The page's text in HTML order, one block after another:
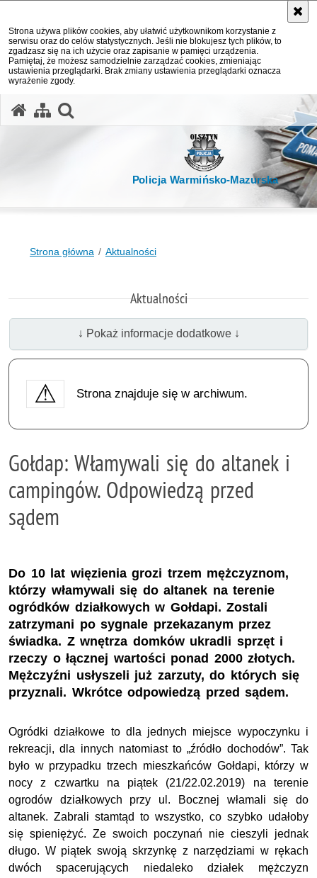
Strona używa plików cookies, aby ułatwić użytkownikom korzystanie z
serwisu oraz do celów statystycznych. Jeśli nie blokujesz tych plików, to
zgadzasz się na ich użycie oraz zapisanie w pamięci urządzenia.
Pamiętaj, że możesz samodzielnie zarządzać cookies, zmieniając
ustawienia przeglądarki. Brak zmiany ustawienia przeglądarki oznacza
wyrażenie zgody.
Policja Warmińsko-Mazurska
Strona główna Aktualności
Aktualności
↓ Pokaż informacje dodatkowe ↓
Strona znajduje się w archiwum.
Gołdap: Włamywali się do altanek i
campingów. Odpowiedzą przed
sądem
Do 10 lat więzienia grozi trzem mężczyznom,
którzy włamywali się do altanek na terenie
ogródków działkowych w Gołdapi. Zostali
zatrzymani po sygnale przekazanym przez
świadka. Z wnętrza domków ukradli sprzęt i
rzeczy o łącznej wartości ponad 2000 złotych.
Mężczyźni usłyszeli już zarzuty, do których się
przyznali. Wkrótce odpowiedzą przed sądem.
Ogródki działkowe to dla jednych miejsce wypoczynku i
rekreacji, dla innych natomiast to „źródło dochodów”. Tak
było w przypadku trzech mieszkańców Gołdapi, którzy w
nocy z czwartku na piątek (21/22.02.2019) na terenie
ogrodów działkowych przy ul. Bocznej włamali się do
altanek. Zabrali stamtąd to wszystko, co szybko udałoby
się spieniężyć. Ze swoich poczynań nie cieszyli jednak
długo. W piątek swoją skrzynkę z narzędziami w rękach
dwóch spacerujących niedaleko działek mężczyzn